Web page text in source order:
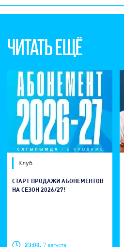
ЧИТАТЬ ЕЩЁ
Клуб
СТАРТ ПРОДАЖИ АБОНЕМЕНТОВ
НА СЕЗОН 2026/27!
23:00, 7 августа